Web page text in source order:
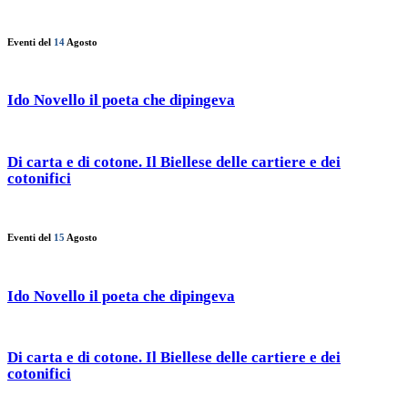
Eventi del 14 Agosto
Ido Novello il poeta che dipingeva
Di carta e di cotone. Il Biellese delle cartiere e dei
cotonifici
Eventi del 15 Agosto
Ido Novello il poeta che dipingeva
Di carta e di cotone. Il Biellese delle cartiere e dei
cotonifici